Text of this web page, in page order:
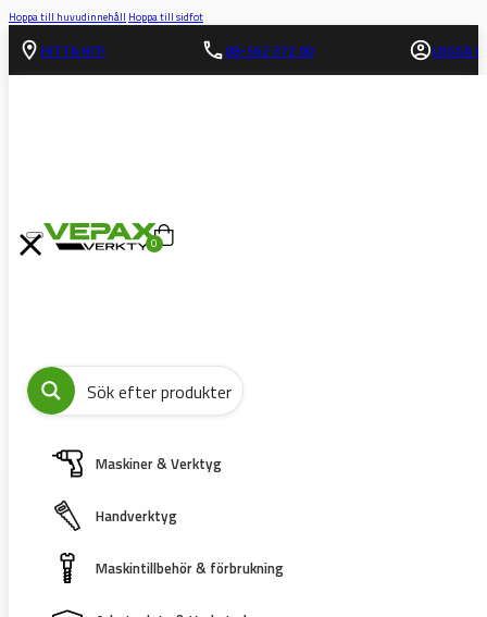
Hoppa till huvudinnehåll Hoppa till sidfot
HITTA HIT! 08-562 372 00 LOGGA IN
0
Maskiner & Verktyg
Handverktyg
Maskintillbehör & förbrukning